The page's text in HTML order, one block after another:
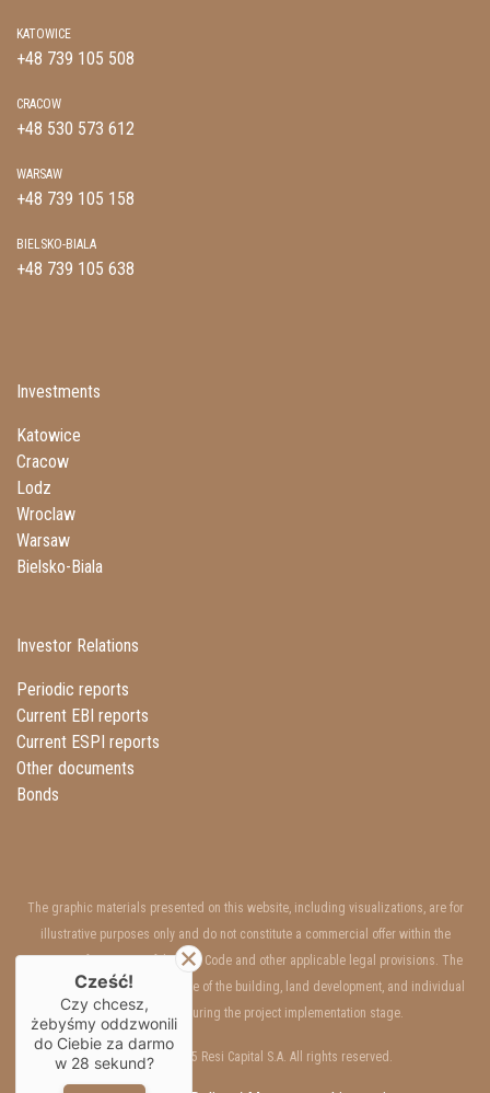
KATOWICE
+48 739 105 508
CRACOW
+48 530 573 612
WARSAW
+48 739 105 158
BIELSKO-BIALA
+48 739 105 638
Investments
Katowice
Cracow
Lodz
Wroclaw
Warsaw
Bielsko-Biala
Investor Relations
Periodic reports
Current EBI reports
Current ESPI reports
Other documents
Bonds
The graphic materials presented on this website, including visualizations, are for
illustrative purposes only and do not constitute a commercial offer within the
meaning of Art. 66 §1 of the Civil Code and other applicable legal provisions. The
interior and exterior appearance of the building, land development, and individual
units may change during the project implementation stage.
Copyrights © 2025 Resi Capital S.A. All rights reserved.
Cześć!
Czy chcesz,
żebyśmy oddzwonili
do Ciebie za darmo
w 28 sekund?